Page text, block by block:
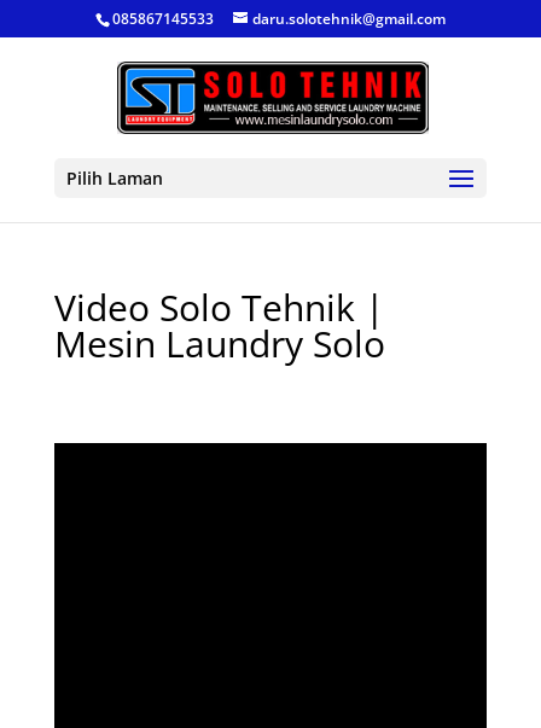
085867145533 daru.solotehnik@gmail.com
Pilih Laman
Video Solo Tehnik |
Mesin Laundry Solo